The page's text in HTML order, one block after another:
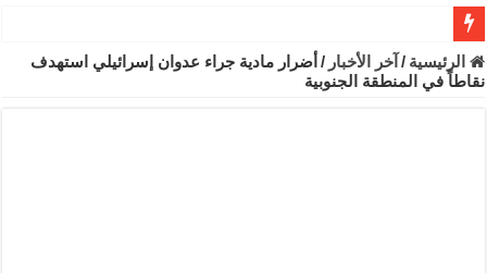
الأمن الداخلي يعثر على مقبرة جماعية في ريف اللاذقية تضم 9 جثامين
الوزير الشيباني يبحث في باريس تعزيز الاستقرار في سوريا
الرئيسية / آخر الأخبار / أضرار مادية جراء عدوان إسرائيلي استهدف
نقاطاً في المنطقة الجنوبية